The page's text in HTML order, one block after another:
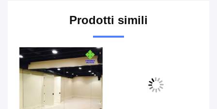
Prodotti simili